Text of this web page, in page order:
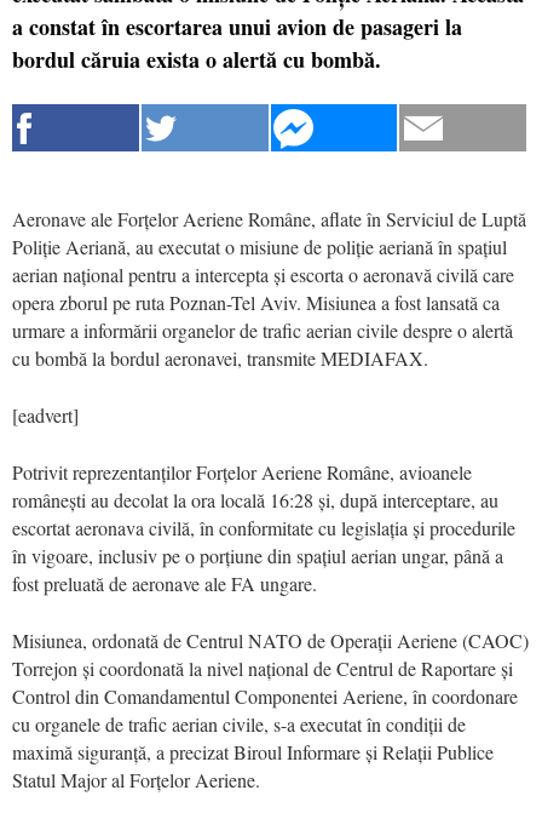
a constat în escortarea unui avion de pasageri la
bordul căruia exista o alertă cu bombă.
Aeronave ale Forțelor Aeriene Române, aflate în Serviciul de Luptă
Poliție Aeriană, au executat o misiune de poliție aeriană în spațiul
aerian național pentru a intercepta și escorta o aeronavă civilă care
opera zborul pe ruta Poznan-Tel Aviv. Misiunea a fost lansată ca
urmare a informării organelor de trafic aerian civile despre o alertă
cu bombă la bordul aeronavei, transmite MEDIAFAX.
[eadvert]
Potrivit reprezentanților Forțelor Aeriene Române, avioanele
românești au decolat la ora locală 16:28 și, după interceptare, au
escortat aeronava civilă, în conformitate cu legislația și procedurile
în vigoare, inclusiv pe o porțiune din spațiul aerian ungar, până a
fost preluată de aeronave ale FA ungare.
Misiunea, ordonată de Centrul NATO de Operații Aeriene (CAOC)
Torrejon și coordonată la nivel național de Centrul de Raportare și
Control din Comandamentul Componentei Aeriene, în coordonare
cu organele de trafic aerian civile, s-a executat în condiții de
maximă siguranță, a precizat Biroul Informare și Relații Publice
Statul Major al Forțelor Aeriene.